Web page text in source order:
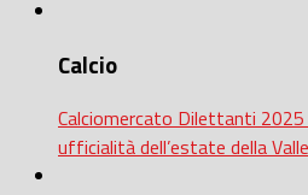
Calcio
Calciomercato Dilettanti
ufficialità dell’estate della